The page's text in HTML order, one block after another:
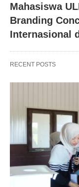
Mahasiswa
Branding
Internasional
RECENT POSTS